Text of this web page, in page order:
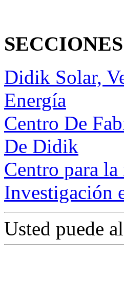
Didik Solar,
Energía
Centro De
De Didik
Centro para
Investigación
Usted puede